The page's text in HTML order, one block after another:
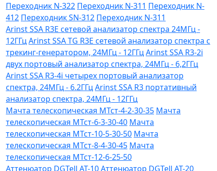
Переходник N-322 Переходник N-311 Переходник N-
412 Переходник SN-312 Переходник N-311
Arinst SSA R3Е сетевой анализатор спектра 24МГц -
12ГГцArinst SSA TG R3Е сетевой анализатор спектра с
трекинг-генератором, 24МГц - 12ГГцArinst SSA R3-2i
двух портовый анализатор спектра, 24МГц - 6,2ГГц
Arinst SSA R3-4i четырех портовый анализатор
спектра, 24МГц - 6.2ГГцArinst SSA R3 портативный
анализатор спектра, 24МГц - 12ГГц
Мачта телескопическая МТст-4-2-30-35 Мачта
телескопическая МТст-6-3-30-40 Мачта
телескопическая МТст-10-5-30-50 Мачта
телескопическая МТст-8-4-30-45 Мачта
телескопическая МТст-12-6-25-50
Аттенюатор DGTell AT-10Аттенюатор DGTell AT-20